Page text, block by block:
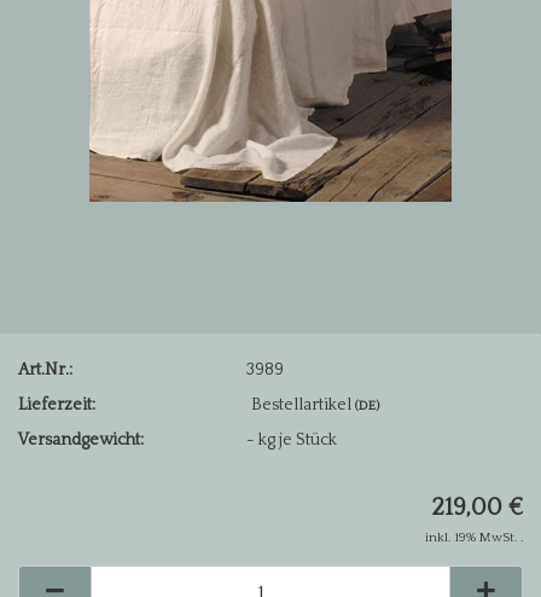
Art.Nr.:
3989
Lieferzeit:
Bestellartikel(DE)
Versandgewicht: - kg je Stück
219,00 €
inkl. 19% MwSt. .